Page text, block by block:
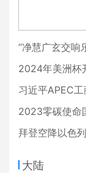
习近平APEC
2023零碳使命
拜登空降以色
大陆